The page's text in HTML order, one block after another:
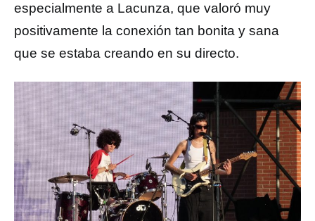
especialmente a Lacunza, que valoró muy
positivamente la conexión tan bonita y sana
que se estaba creando en su directo.